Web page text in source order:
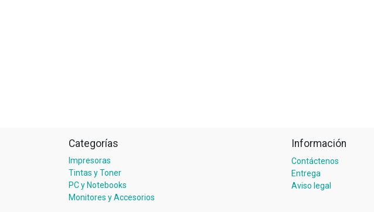
Categorías
Impresoras
Tintas y Toner
PC y Notebooks
Monitores y Accesorios
Información
Contáctenos
Entrega
Aviso legal